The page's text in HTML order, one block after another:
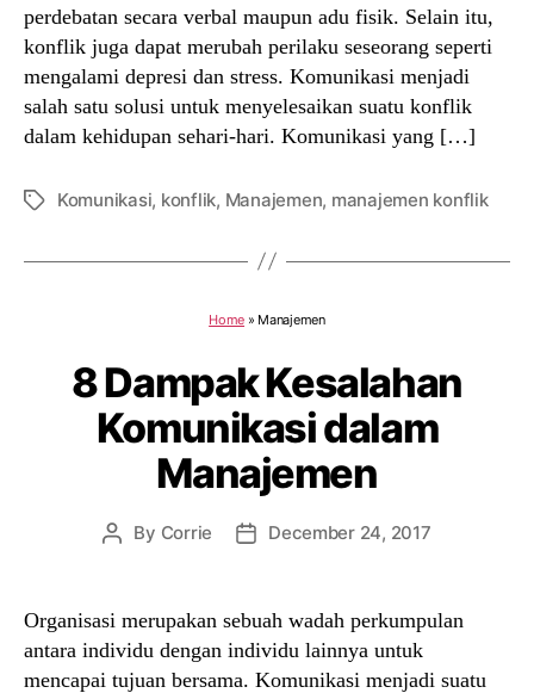
perdebatan secara verbal maupun adu fisik. Selain itu,
konflik juga dapat merubah perilaku seseorang seperti
mengalami depresi dan stress. Komunikasi menjadi
salah satu solusi untuk menyelesaikan suatu konflik
dalam kehidupan sehari-hari. Komunikasi yang […]
TagsKomunikasi, konflik, Manajemen, manajemen konflik
Home » Manajemen
8 Dampak Kesalahan
Komunikasi dalam
Manajemen
Post
By Corrie
PostDecember 24, 2017
Organisasi merupakan sebuah wadah perkumpulan
antara individu dengan individu lainnya untuk
mencapai tujuan bersama. Komunikasi menjadi suatu